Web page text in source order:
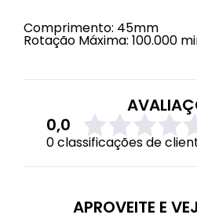
Comprimento: 45mm
Rotação Máxima: 100.000
0,0
0 classificações de
APROVEITE E